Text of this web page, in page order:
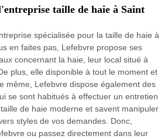
taille de haie à Saint
spécialisée pour la taille de haie à
en faites pas, Lefebvre propose ses
concernant la haie, leur local situé à
plus, elle disponible à tout le moment et
même, Lefebvre dispose également des
se sont habitués à effectuer un entretien
de haie moderne et savent manipuler
styles de vos demandes. Donc,
ou passez directement dans leur